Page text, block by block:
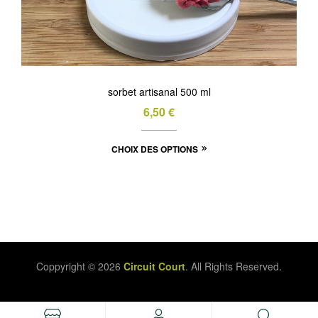
sorbet artisanal 500 ml
6,50€
CHOIX DES OPTIONS
Ce
peuvent
Coppyright © 2026 Circuit Court. All Rights Reserved.